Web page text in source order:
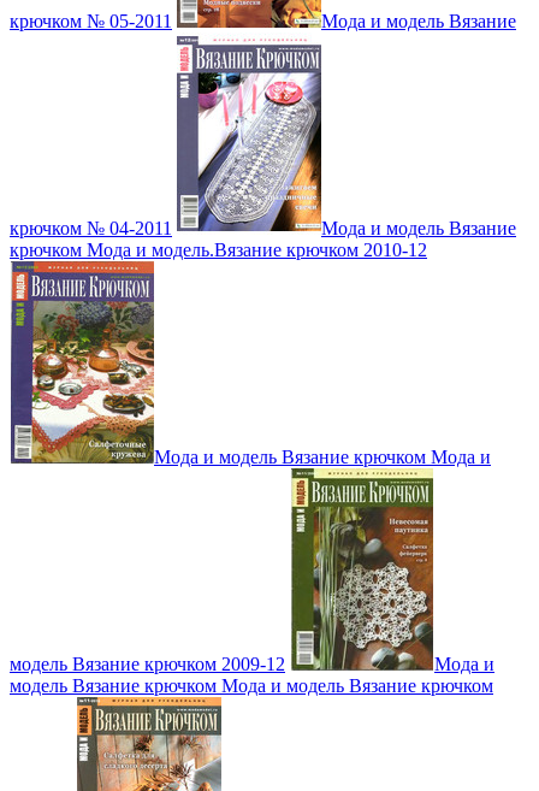
крючком № 05-2011 Мода и модель Вязание
крючком № 04-2011
Мода и модель Вязание
крючком Мода и модель.Вязание крючком 2010-12
Мода и модель Вязание крючком Мода и
модель Вязание крючком 2009-12
Мода и
модель Вязание крючком Мода и модель Вязание крючком